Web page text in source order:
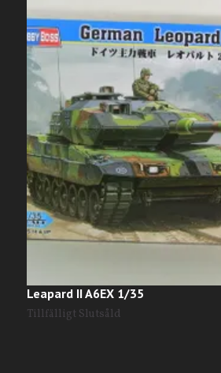
Leapard II A6EX 1/35
Tillfälligt Slutsåld